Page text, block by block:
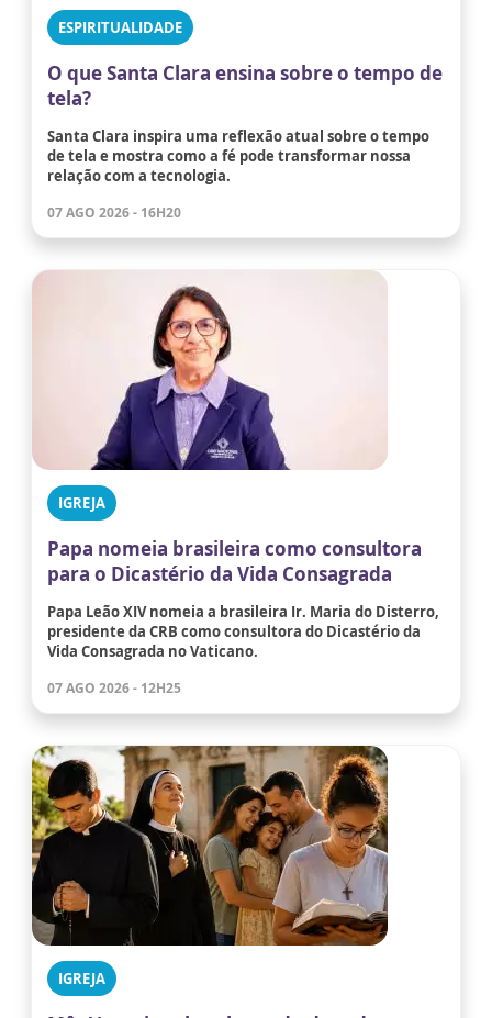
ESPIRITUALIDADE
O que Santa Clara ensina sobre o tempo de
tela?
Santa Clara inspira uma reflexão atual sobre o tempo
de tela e mostra como a fé pode transformar nossa
relação com a tecnologia.
07 AGO 2026 - 16H20
IGREJA
Papa nomeia brasileira como consultora
para o Dicastério da Vida Consagrada
Papa Leão XIV nomeia a brasileira Ir. Maria do Disterro,
presidente da CRB como consultora do Dicastério da
Vida Consagrada no Vaticano.
07 AGO 2026 - 12H25
IGREJA